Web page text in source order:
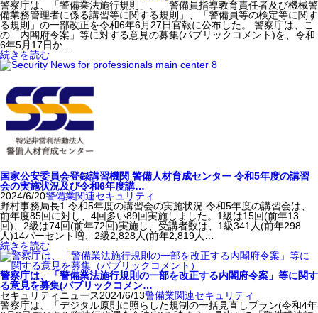
警察庁は、「警備業法施行規則」、「警備員指導教育責任者及び機械警
備業務管理者に係る講習等に関する規則」、「警備員等の検定等に関す
る規則」の一部改正を令和6年6月27日官報に公布した。 警察庁は、こ
の「内閣府令案」等に対する意見の募集(パブリックコメント)を、令和
6年5月17日か…
続きを読む
国家公安委員会登録講習機関 警備人材育成センター 令和5年度の講習
会の実施状況及び令和6年度講…
2024/6/20警備業関連セキュリティ
野村事務局長1 令和5年度の講習会の実施状況 令和5年度の講習会は、
前年度85回に対し、4回多い89回実施しました。1級は15回(前年13
回)、2級は74回(前年72回)実施し、受講者数は、1級341人(前年298
人)14パーセント増、2級2,828人(前年2,819人…
続きを読む
警察庁は、「警備業法施行規則の一部を改正する内閣府令案」等に関す
る意見を募集(パブリックコメン…
セキュリティニュース2024/6/13警備業関連セキュリティ
警察庁は、「デジタル原則に照らした規制の一括見直しプラン(令和4年